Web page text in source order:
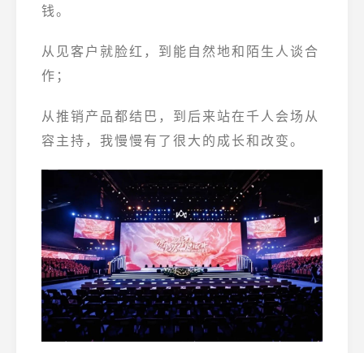
钱。
从见客户就脸红，到能自然地和陌生人谈合
作；
从推销产品都结巴，到后来站在千人会场从
容主持，我慢慢有了很大的成长和改变。